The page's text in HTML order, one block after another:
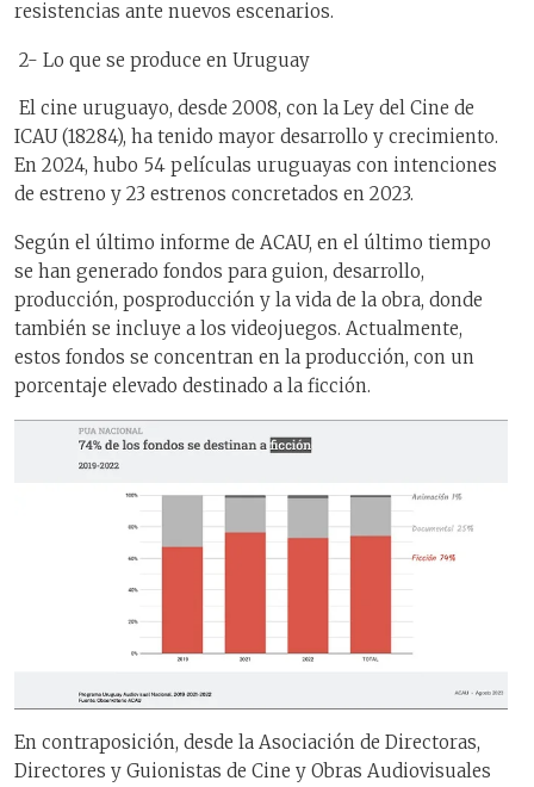
resistencias ante nuevos escenarios.
2- Lo que se produce en Uruguay
El cine uruguayo, desde 2008, con la Ley del Cine de
ICAU (18284), ha tenido mayor desarrollo y crecimiento.
En 2024, hubo 54 películas uruguayas con intenciones
de estreno y 23 estrenos concretados en 2023.
Según el último informe de ACAU, en el último tiempo
se han generado fondos para guion, desarrollo,
producción, posproducción y la vida de la obra, donde
también se incluye a los videojuegos. Actualmente,
estos fondos se concentran en la producción, con un
porcentaje elevado destinado a la ficción.
En contraposición, desde la Asociación de Directoras,
Directores y Guionistas de Cine y Obras Audiovisuales